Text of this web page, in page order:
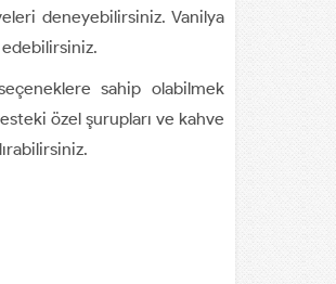
deneyebilirsiniz. Vanilya
edebilirsiniz.
sahip olabilmek
özel şurupları ve kahve